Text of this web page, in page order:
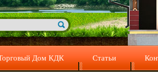
Дом КДК Статьи